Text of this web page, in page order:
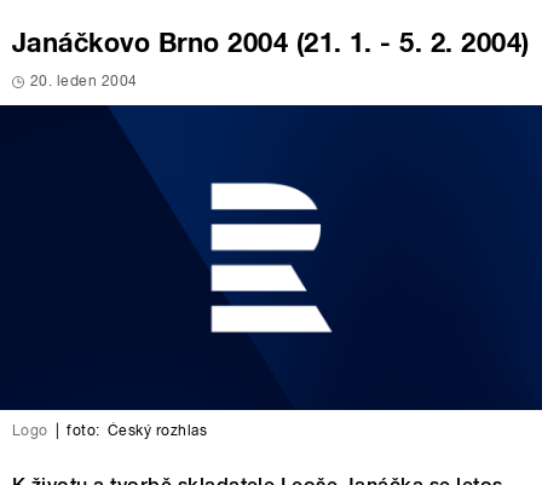
Janáčkovo Brno 2004 (21. 1. - 5. 2. 2004)
20. leden 2004
Logo foto: Český rozhlas